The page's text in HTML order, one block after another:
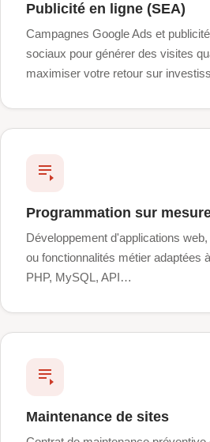
Publicité en ligne (SEA)
Campagnes Google Ads et
sociaux pour générer des visites
maximiser votre retour sur
Programmation sur
Développement d'applications
ou fonctionnalités métier adaptées
PHP, MySQL, API…
Maintenance de sites